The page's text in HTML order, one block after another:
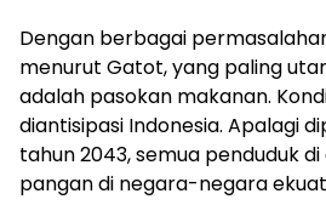
Dengan berbagai
menurut Gatot, yang paling
adalah pasokan makanan.
diantisipasi Indonesia. Apalagi
tahun 2043, semua penduduk
pangan di negara-negara